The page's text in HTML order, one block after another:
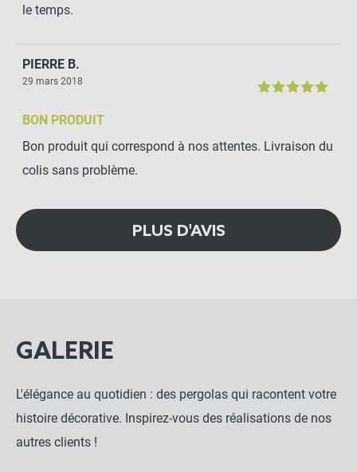
le temps.
PIERRE B.
29 mars 2018
BON PRODUIT
Bon produit qui correspond à nos attentes. Livraison du
colis sans problème.
PLUS D'AVIS
GALERIE
L'élégance au quotidien : des pergolas qui racontent votre
histoire décorative. Inspirez-vous des réalisations de nos
autres clients !